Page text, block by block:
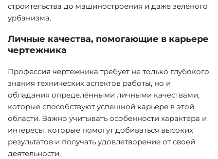
строительства до машиностроения и даже зелёного
урбанизма.
Личные качества, помогающие в карьере
чертежника
Профессия чертежника требует не только глубокого
знания технических аспектов работы, но и
обладания определёнными личными качествами,
которые способствуют успешной карьере в этой
области. Важно учитывать особенности характера и
интересы, которые помогут добиваться высоких
результатов и получать удовлетворение от своей
деятельности.